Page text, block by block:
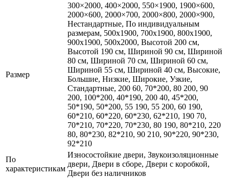
Размер
300×2000, 400×2000, 550×1900, 1900×600,
2000×600, 2000×700, 2000×800, 2000×900,
Нестандартные, По индивидуальным
размерам, 500x1900, 700x1900, 800x1900,
900x1900, 500x2000, Высотой 200 см,
Высотой 190 см, Шириной 90 см, Шириной
80 см, Шириной 70 см, Шириной 60 см,
Шириной 55 см, Шириной 40 см, Высокие,
Большие, Низкие, Широкие, Узкие,
Стандартные, 200 60, 70*200, 80 200, 90
200, 100*200, 40*190, 200 40, 45*200,
50*190, 50*200, 55 190, 55 200, 60 190,
60*210, 60*220, 60*230, 62*210, 190 70,
70*210, 70*220, 70*230, 80 190, 80*210, 220
80, 80*230, 82*210, 90 210, 90*220, 90*230,
92*210
По
характеристикам
Износостойкие двери, Звукоизоляционные
двери, Двери в сборе, Двери с коробкой,
Двери без наличников